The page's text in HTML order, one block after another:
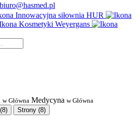
biuro@hasmed.pl
Innowacyjna siłownia HUR
Kosmetyki Weyergans
w Główna Medycyna w Główna
(8) Strony (8)